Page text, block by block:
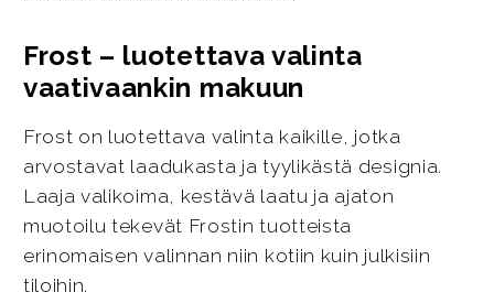
Frost – luotettava valinta
vaativaankin makuun
Frost on luotettava valinta kaikille, jotka
arvostavat laadukasta ja tyylikästä designia.
Laaja valikoima, kestävä laatu ja ajaton
muotoilu tekevät Frostin tuotteista
erinomaisen valinnan niin kotiin kuin julkisiin
tiloihin.